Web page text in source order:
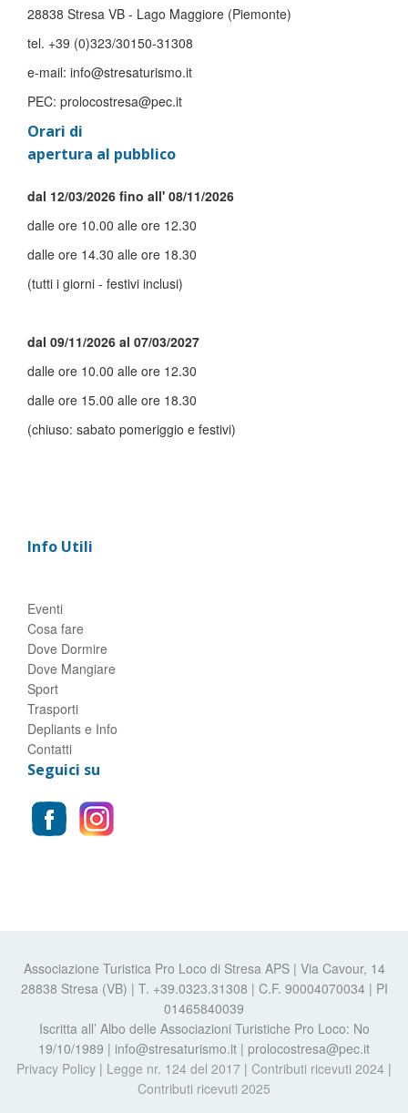
28838 Stresa VB - Lago Maggiore (Piemonte)
tel. +39 (0)323/30150-31308
e-mail: info@stresaturismo.it
PEC: prolocostresa@pec.it
Orari di
apertura al pubblico
dal 12/03/2026 fino all' 08/11/2026
dalle ore 10.00 alle ore 12.30
dalle ore 14.30 alle ore 18.30
(tutti i giorni - festivi inclusi)
dal 09/11/2026 al 07/03/2027
dalle ore 10.00 alle ore 12.30
dalle ore 15.00 alle ore 18.30
(chiuso: sabato pomeriggio e festivi)
Info Utili
Eventi
Cosa fare
Dove Dormire
Dove Mangiare
Sport
Trasporti
Depliants e Info
Contatti
Seguici su
Associazione Turistica Pro Loco di Stresa APS | Via Cavour, 14
28838 Stresa (VB) | T. +39.0323.31308 | C.F. 90004070034 | PI
01465840039
Iscritta all’ Albo delle Associazioni Turistiche Pro Loco: No
19/10/1989 | info@stresaturismo.it | prolocostresa@pec.it
Privacy Policy | Legge nr. 124 del 2017 | Contributi ricevuti 2024 |
Contributi ricevuti 2025